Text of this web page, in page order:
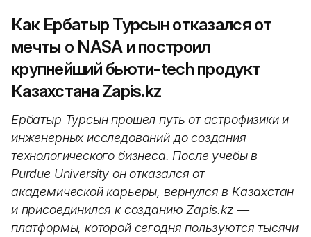
Как Ербатыр Турсын отказался от
мечты о NASA и построил
крупнейший бьюти-tech продукт
Казахстана Zapis.kz
Ербатыр Турсын прошел путь от астрофизики и
инженерных исследований до создания
технологического бизнеса. После учебы в
Purdue University он отказался от
академической карьеры, вернулся в Казахстан
и присоединился к созданию Zapis.kz —
платформы, которой сегодня пользуются тысячи